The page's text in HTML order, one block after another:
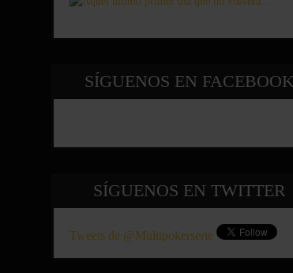
SÍGUENOS EN FACEBOOK
SÍGUENOS EN TWITTER
Tweets de @Multipokerserie